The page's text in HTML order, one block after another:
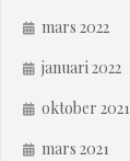
mars 2022
januari 2022
oktober 2021
mars 2021